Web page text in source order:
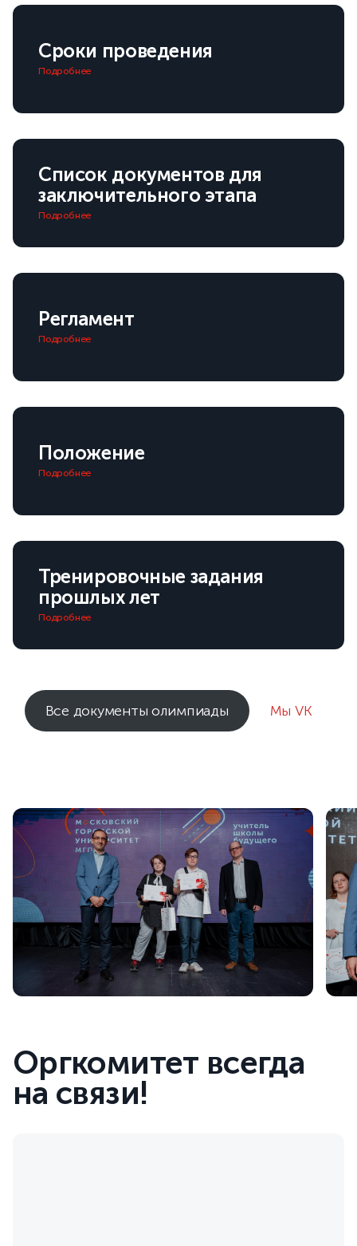
Сроки проведения
Подробнее
Список документов для
заключительного этапа
Подробнее
Регламент
Подробнее
Положение
Подробнее
Тренировочные задания
прошлых лет
Подробнее
Все документы олимпиады Мы VK
Оргкомитет всегда
на связи!